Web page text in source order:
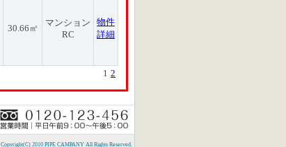
30.66㎡
マンション
RC
物件
詳細
1 2
Copyright(C) 2010 PIPE CAMPANY All Rights Reserved.